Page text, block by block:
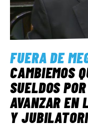
FUERA DE
CAMBIEMOS
SUELDOS
AVANZAR EN
Y